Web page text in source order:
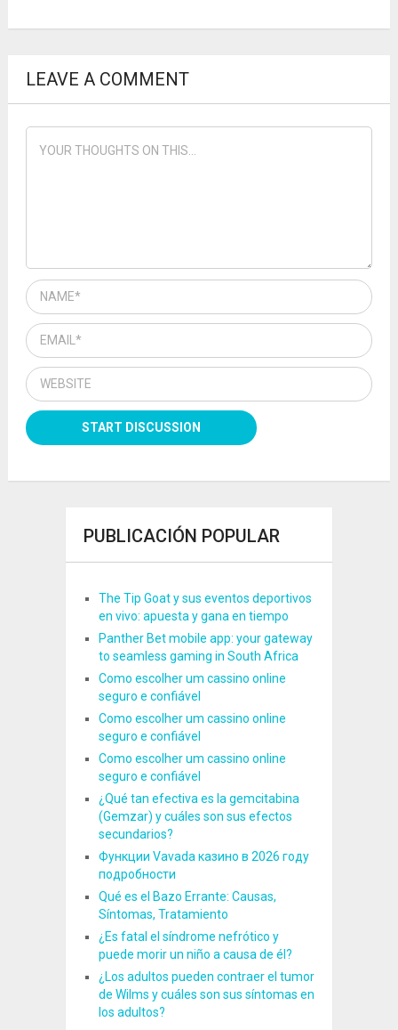
LEAVE A COMMENT
PUBLICACIÓN POPULAR
The Tip Goat y sus eventos deportivos
en vivo: apuesta y gana en tiempo
Panther Bet mobile app: your gateway
to seamless gaming in South Africa
Como escolher um cassino online
seguro e confiável
Como escolher um cassino online
seguro e confiável
Como escolher um cassino online
seguro e confiável
¿Qué tan efectiva es la gemcitabina
(Gemzar) y cuáles son sus efectos
secundarios?
Функции Vavada казино в 2026 году
подробности
Qué es el Bazo Errante: Causas,
Síntomas, Tratamiento
¿Es fatal el síndrome nefrótico y
puede morir un niño a causa de él?
¿Los adultos pueden contraer el tumor
de Wilms y cuáles son sus síntomas en
los adultos?